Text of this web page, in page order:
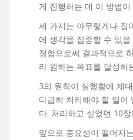
게 진행하는 데 이 방법
세 가지는 아무렇게나 집
에 생각을 집중할 수 있
정함으로써 결과적으로
라 원하는 목표를 달성하
3의 원칙이 실행활에 제
다급히 처리해야 할 일이
다. 처리하고 싶었던 10
앞으로 중요성이 떨어지